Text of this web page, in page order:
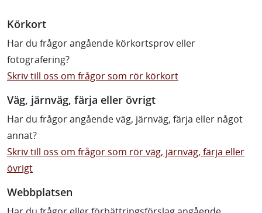
Körkort
Har du frågor angående körkortsprov eller
fotografering?
Skriv till oss om frågor som rör körkort
Väg, järnväg, färja eller övrigt
Har du frågor angående väg, järnväg, färja eller något
annat?
Skriv till oss om frågor som rör väg, järnväg, färja eller
övrigt
Webbplatsen